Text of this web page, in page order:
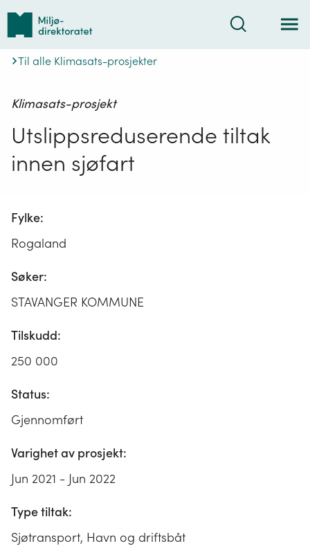
Tilbake
forsiden
Søk
Til alle Klimasats-prosjekter
Klimasats-prosjekt
Utslippsreduserende tiltak
innen sjøfart
Fylke:
Rogaland
Søker:
STAVANGER KOMMUNE
Tilskudd:
250 000
Status:
Gjennomført
Varighet av prosjekt:
Jun 2021 - Jun 2022
Type tiltak:
Sjøtransport, Havn og driftsbåt